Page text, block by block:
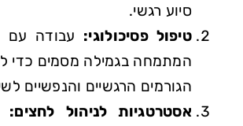
סיוע רגשי.
טיפול פסיכולוגי: עבודה עם
המתמחה בגמילה מסמים כדי
הגורמים הרגשיים והנפשיים
אסטרטגיות לניהול לחצים: